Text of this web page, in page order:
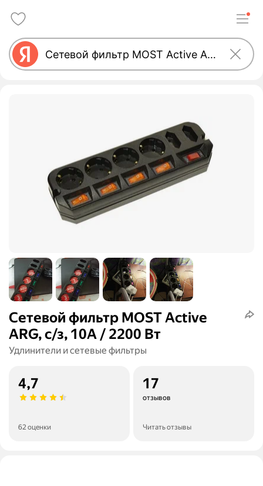
Сетевой фильтр MOST Active
ARG, с/з, 10А / 2200 Вт
Удлинители и сетевые фильтры
4,7
62 оценки
17
отзывов
Читать отзывы